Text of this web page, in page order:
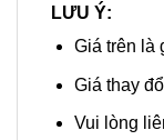
LƯU Ý:
Giá trên là
Giá thay
Vui lòng